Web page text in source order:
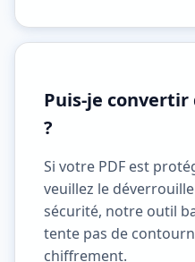
Puis-je convertir
?
Si votre PDF est
veuillez le
sécurité, notre outil
tente pas de
chiffrement.